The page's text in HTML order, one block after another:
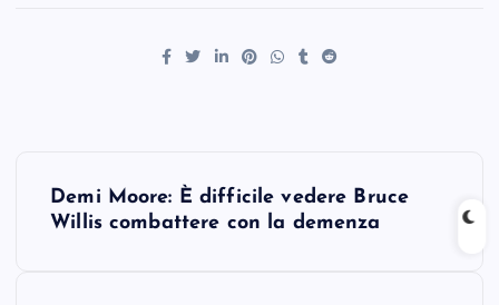
Demi Moore: È difficile vedere Bruce
Willis combattere con la demenza